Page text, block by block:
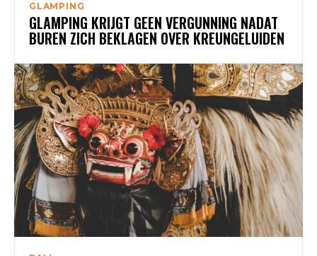
GLAMPING
GLAMPING KRIJGT GEEN VERGUNNING NADAT
BUREN ZICH BEKLAGEN OVER KREUNGELUIDEN